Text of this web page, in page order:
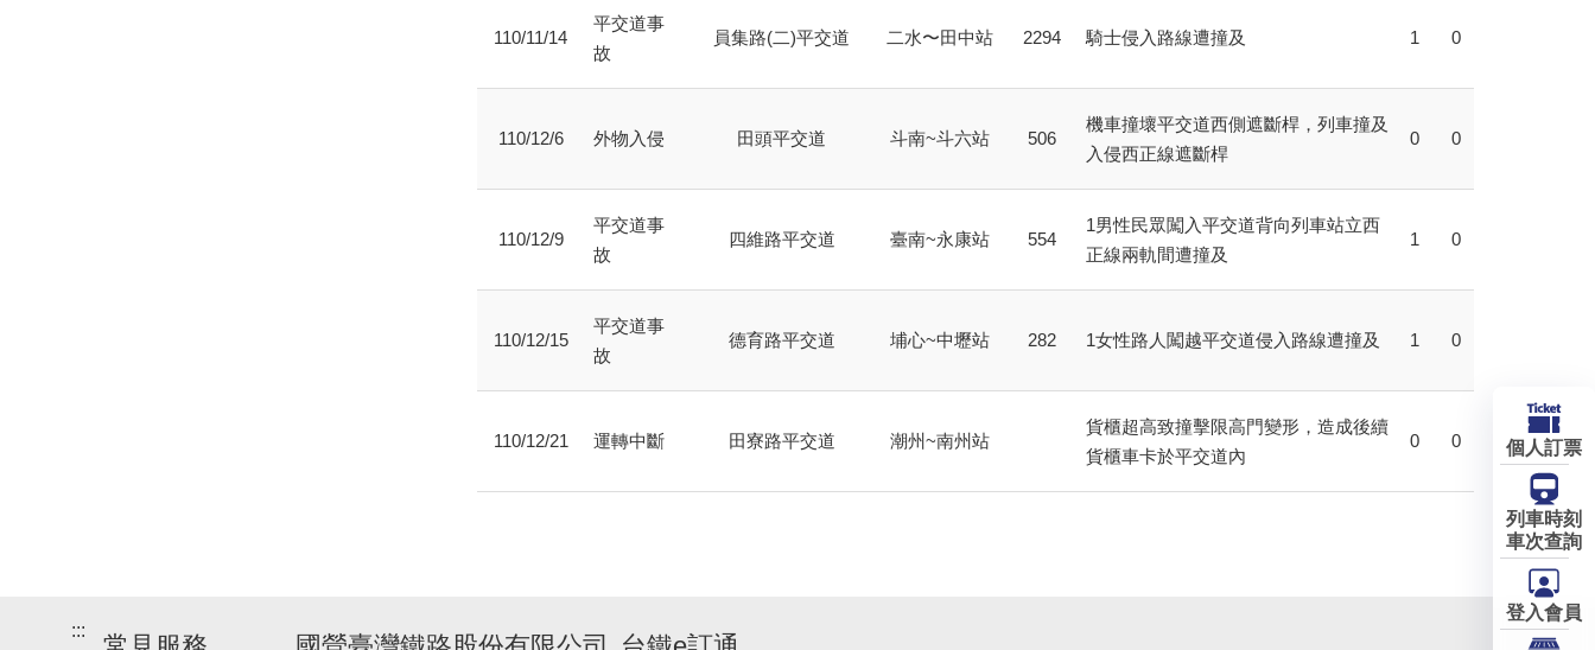
110/11/14
平交道事
故
員集路(二)平交道 二水〜田中站 2294 騎士侵入路線遭撞及 1 0
110/12/6 外物入侵 田頭平交道 斗南~斗六站 506
機車撞壞平交道西側遮斷桿，列車撞及
入侵西正線遮斷桿
0 0
110/12/9
平交道事
故
四維路平交道 臺南~永康站 554
1男性民眾闖入平交道背向列車站立西
正線兩軌間遭撞及
1 0
110/12/15
平交道事
故
德育路平交道 埔心~中壢站 282 1女性路人闖越平交道侵入路線遭撞及 1 0
110/12/21 運轉中斷 田寮路平交道 潮州~南州站
貨櫃超高致撞擊限高門變形，造成後續
貨櫃車卡於平交道內
0 0
:::
個人訂票
列車時刻
車次查詢
登入會員